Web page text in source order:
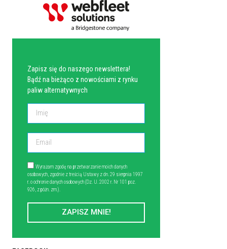
Zapisz się do naszego newslettera!
Bądź na bieżąco z nowościami z rynku
paliw alternatywnych
Wyrażam zgodę na przetwarzanie moich danych
osobowych, zgodnie z treścią Ustawy z dn. 29 sierpnia 1997
r. o ochronie danych osobowych (Dz. U. 2002 r. Nr 101 poz.
926, z późn. zm.).
ZAPISZ MNIE!